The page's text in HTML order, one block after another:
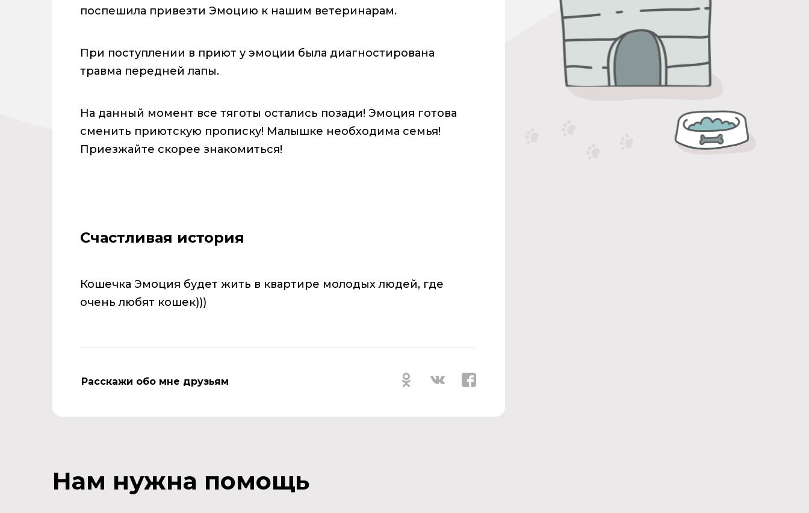
поспешила привезти Эмоцию к нашим ветеринарам.
При поступлении в приют у эмоции была диагностирована
травма передней лапы.
На данный момент все тяготы остались позади! Эмоция готова
сменить приютскую прописку! Малышке необходима семья!
Приезжайте скорее знакомиться!
Счастливая история
Кошечка Эмоция будет жить в квартире молодых людей, где
очень любят кошек)))
Расскажи обо мне друзьям
Нам нужна помощь